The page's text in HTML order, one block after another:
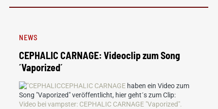
NEWS
CEPHALIC CARNAGE: Videoclip zum Song
´Vaporized´
CEPHALIC CARNAGE haben ein Video zum
Song "Vaporized" veröffentlicht, hier geht´s zum Clip:
Video bei vampster: CEPHALIC CARNAGE "Vaporized".